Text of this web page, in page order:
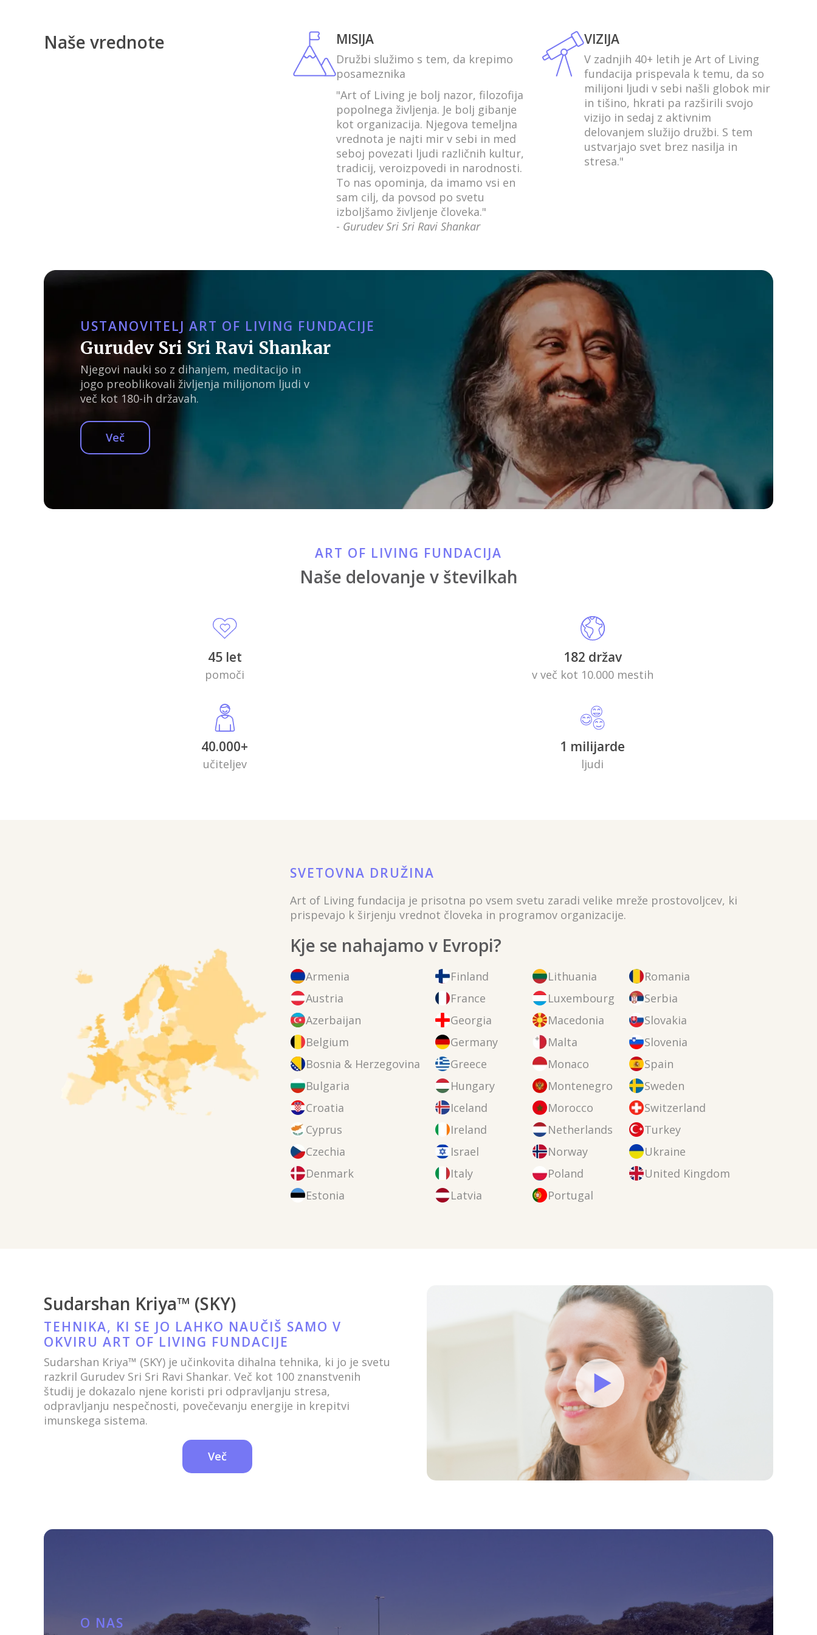
Naše vrednote MISIJA
Družbi služimo s tem, da krepimo
posameznika
"Art of Living je bolj nazor, filozofija
popolnega življenja. Je bolj gibanje
kot organizacija. Njegova temeljna
vrednota je najti mir v sebi in med
seboj povezati ljudi različnih kultur,
tradicij, veroizpovedi in narodnosti.
To nas opominja, da imamo vsi en
sam cilj, da povsod po svetu
izboljšamo življenje človeka."
- Gurudev Sri Sri Ravi Shankar
VIZIJA
V zadnjih 40+ letih je Art of Living
fundacija prispevala k temu, da so
milijoni ljudi v sebi našli globok mir
in tišino, hkrati pa razširili svojo
vizijo in sedaj z aktivnim
delovanjem služijo družbi. S tem
ustvarjajo svet brez nasilja in
stresa."
USTANOVITELJ ART OF LIVING FUNDACIJE
Gurudev Sri Sri Ravi Shankar
Njegovi nauki so z dihanjem, meditacijo in
jogo preoblikovali življenja milijonom ljudi v
več kot 180-ih državah.
Več
ART OF LIVING FUNDACIJA
Naše delovanje v številkah
45 let
pomoči
182 držav
v več kot 10.000 mestih
40.000+
učiteljev
1 milijarde
ljudi
SVETOVNA DRUŽINA
Art of Living fundacija je prisotna po vsem svetu zaradi velike mreže prostovoljcev, ki
prispevajo k širjenju vrednot človeka in programov organizacije.
Kje se nahajamo v Evropi?
Armenia
Austria
Azerbaijan
Belgium
Bosnia & Herzegovina
Bulgaria
Croatia
Cyprus
Czechia
Denmark
Estonia
Finland
France
Georgia
Germany
Greece
Hungary
Iceland
Ireland
Israel
Italy
Latvia
Lithuania
Luxembourg
Macedonia
Malta
Monaco
Montenegro
Morocco
Netherlands
Norway
Poland
Portugal
Romania
Serbia
Slovakia
Slovenia
Spain
Sweden
Switzerland
Turkey
Ukraine
United Kingdom
Sudarshan Kriya™ (SKY)
TEHNIKA, KI SE JO LAHKO NAUČIŠ SAMO V
OKVIRU ART OF LIVING FUNDACIJE
Sudarshan Kriya™ (SKY) je učinkovita dihalna tehnika, ki jo je svetu
razkril Gurudev Sri Sri Ravi Shankar. Več kot 100 znanstvenih
študij je dokazalo njene koristi pri odpravljanju stresa,
odpravljanju nespečnosti, povečevanju energije in krepitvi
imunskega sistema.
Več
O NAS